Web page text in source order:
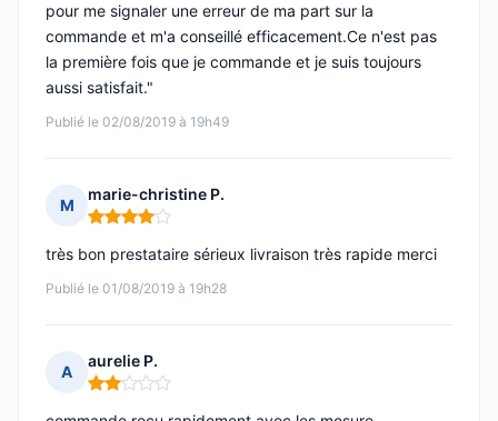
Publié le 02/08/2019 à 19h49
pour me signaler une erreur de ma part sur la
commande et m'a conseillé efficacement.Ce n'est pas
la première fois que je commande et je suis toujours
aussi satisfait."
M
marie-christine P.
Note : 4 sur 5
Publié le 01/08/2019 à 19h28
très bon prestataire sérieux livraison très rapide merci
A
aurelie P.
Note : 2 sur 5